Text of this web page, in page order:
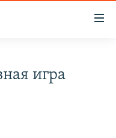
игра